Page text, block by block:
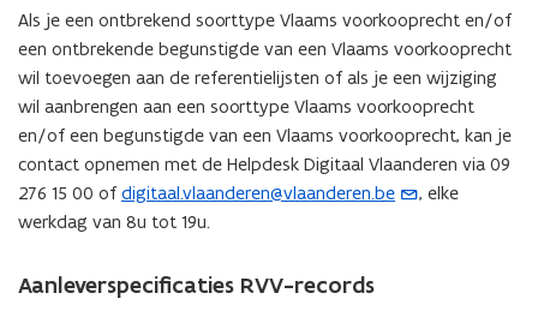
s
t
a
n
d
o
p
e
t
i
e
s
t
a
n
d
o
p
n
Als je een ontbrekend soorttype Vlaams voorkooprecht en/of
een ontbrekende begunstigde van een Vlaams voorkooprecht
wil toevoegen aan de referentielijsten of als je een wijziging
wil aanbrengen aan een soorttype Vlaams voorkooprecht
en/of een begunstigde van een Vlaams voorkooprecht, kan je
contact opnemen met de Helpdesk Digitaal Vlaanderen via 09
276 15 00 ofdigitaal.vlaanderen@vlaanderen.be
(
o
e
, elke
werkdag van 8u tot 19u.
Aanleverspecificaties RVV-records